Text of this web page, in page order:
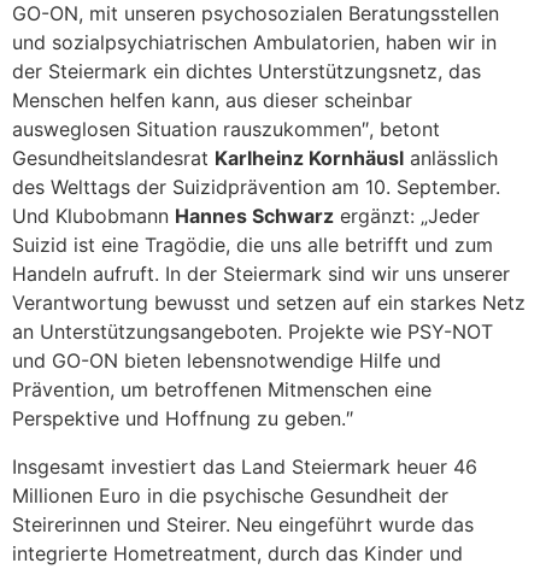
GO-ON, mit unseren psychosozialen Beratungsstellen
und sozialpsychiatrischen Ambulatorien, haben wir in
der Steiermark ein dichtes Unterstützungsnetz, das
Menschen helfen kann, aus dieser scheinbar
ausweglosen Situation rauszukommen″, betont
Gesundheitslandesrat Karlheinz Kornhäusl anlässlich
des Welttags der Suizidprävention am 10. September.
Und Klubobmann Hannes Schwarz ergänzt: „Jeder
Suizid ist eine Tragödie, die uns alle betrifft und zum
Handeln aufruft. In der Steiermark sind wir uns unserer
Verantwortung bewusst und setzen auf ein starkes Netz
an Unterstützungsangeboten. Projekte wie PSY-NOT
und GO-ON bieten lebensnotwendige Hilfe und
Prävention, um betroffenen Mitmenschen eine
Perspektive und Hoffnung zu geben.″
Insgesamt investiert das Land Steiermark heuer 46
Millionen Euro in die psychische Gesundheit der
Steirerinnen und Steirer. Neu eingeführt wurde das
integrierte Hometreatment, durch das Kinder und